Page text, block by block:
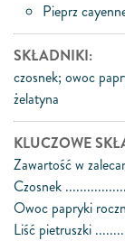
Pieprz
SKŁADNIKI:
czosnek; owoc
żelatyna
KLUCZOWE
Zawartość w
Czosnek
Owoc papryki
Liść pietruszki